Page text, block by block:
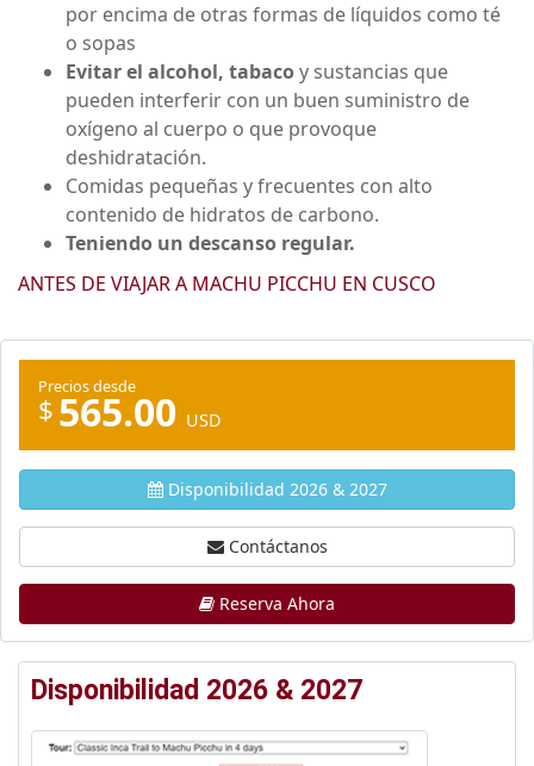
por encima de otras formas de líquidos como té
o sopas
Evitar el alcohol, tabacoy sustancias que
pueden interferir con un buen suministro de
oxígeno al cuerpo o que provoque
deshidratación.
Comidas pequeñas y frecuentes con alto
contenido de hidratos de carbono.
Teniendo un descanso regular.
ANTES DE VIAJAR A MACHU PICCHU EN CUSCO
Precios desde
$565.00 USD
Disponibilidad 2026 & 2027
Contáctanos
Reserva Ahora
Disponibilidad 2026 & 2027